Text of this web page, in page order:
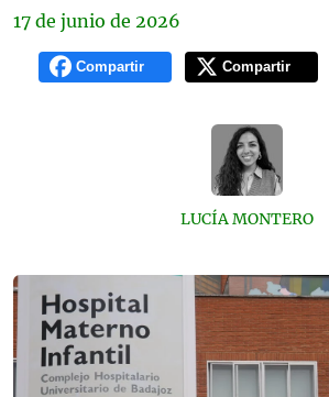
17 de junio de 2026
Compartir Compartir
LUCÍA MONTERO